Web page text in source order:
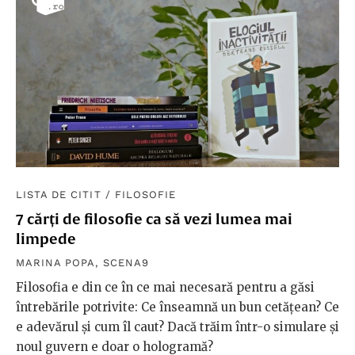
LISTA DE CITIT / FILOSOFIE
7 cărți de filosofie ca să vezi lumea mai
limpede
MARINA POPA , SCENA9
Filosofia e din ce în ce mai necesară pentru a găsi
întrebările potrivite: Ce înseamnă un bun cetățean? Ce
e adevărul și cum îl caut? Dacă trăim într-o simulare și
noul guvern e doar o hologramă?